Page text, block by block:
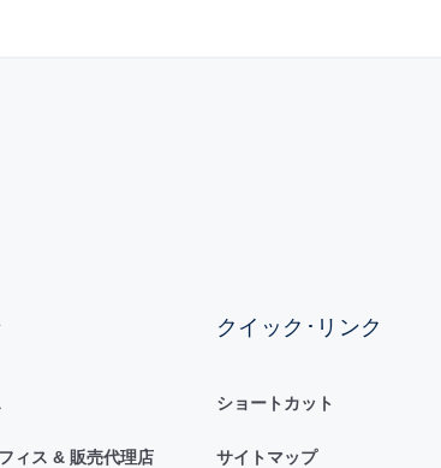
ィス & 販売代理店
クイック･リンク
ショートカット
サイトマップ